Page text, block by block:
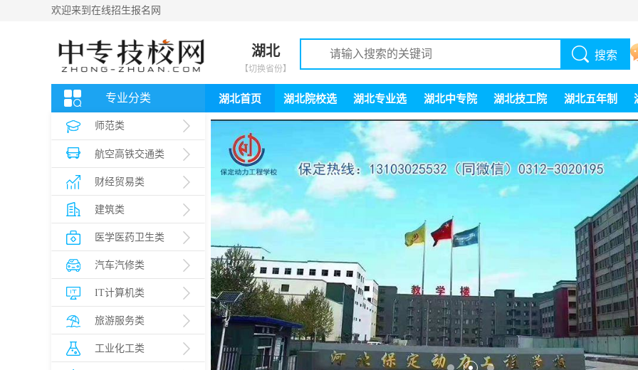
欢迎来到在线招生报名网
湖北
【切换省份】
搜索
专业分类
师范类
航空高铁交通类
财经贸易类
建筑类
医学医药卫生类
汽车汽修类
IT计算机类
旅游服务类
工业化工类
湖北首页 湖北院校选 湖北专业选
择
湖北中专院
校
湖北技工院
校
湖北五年制
大专